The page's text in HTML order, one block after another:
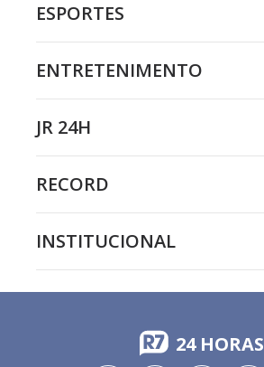
ESPORTES
ENTRETENIMENTO
JR 24H
RECORD
INSTITUCIONAL
24 HORAS